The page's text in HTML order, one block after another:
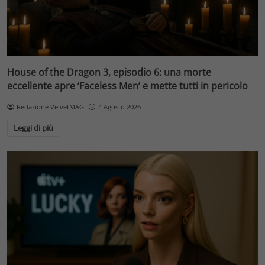
House of the Dragon 3, episodio 6: una morte
eccellente apre ‘Faceless Men’ e mette tutti in pericolo
Redazione VelvetMAG 4 Agosto 2026
Leggi di più